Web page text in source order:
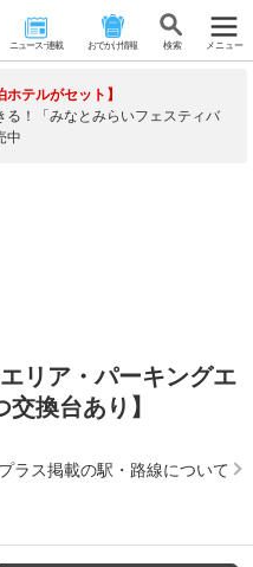
ニュース･連載 おでかけ情報 検 索 メニュー
ホテルがセット】
る！「みなとみらいフェスティバ
中
リア・パーキングエ
換台あり】
ラス掲載の駅・路線について